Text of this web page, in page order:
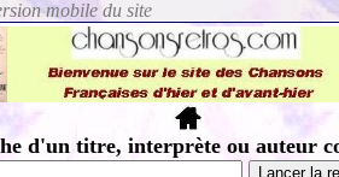
d'un titre, interprète ou auteur